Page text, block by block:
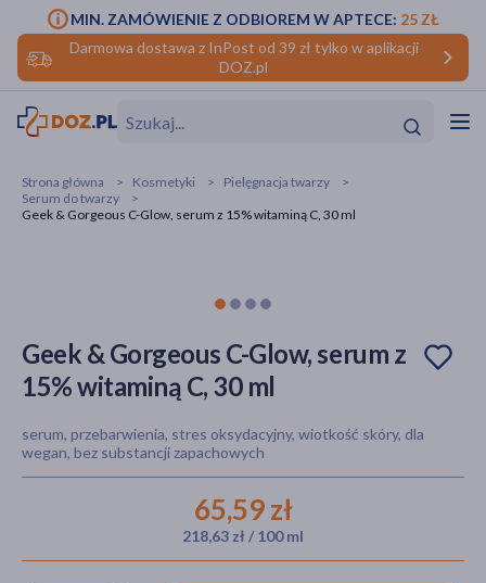
Darmowa dostawa z InPost od 39 zł tylko w aplikacji
DOZ.pl
MIN. ZAMÓWIENIE Z ODBIOREM W APTECE: 25 ZŁ
Strona główna Kosmetyki
Pielęgnacja twarzy
Serum do twarzy
Geek & Gorgeous C-Glow, serum z 15% witaminą C, 30 ml
Geek & Gorgeous C-Glow, serum z
15% witaminą C, 30 ml
serum, przebarwienia, stres oksydacyjny, wiotkość skóry, dla
wegan, bez substancji zapachowych
65,59 zł
218,63 zł / 100 ml